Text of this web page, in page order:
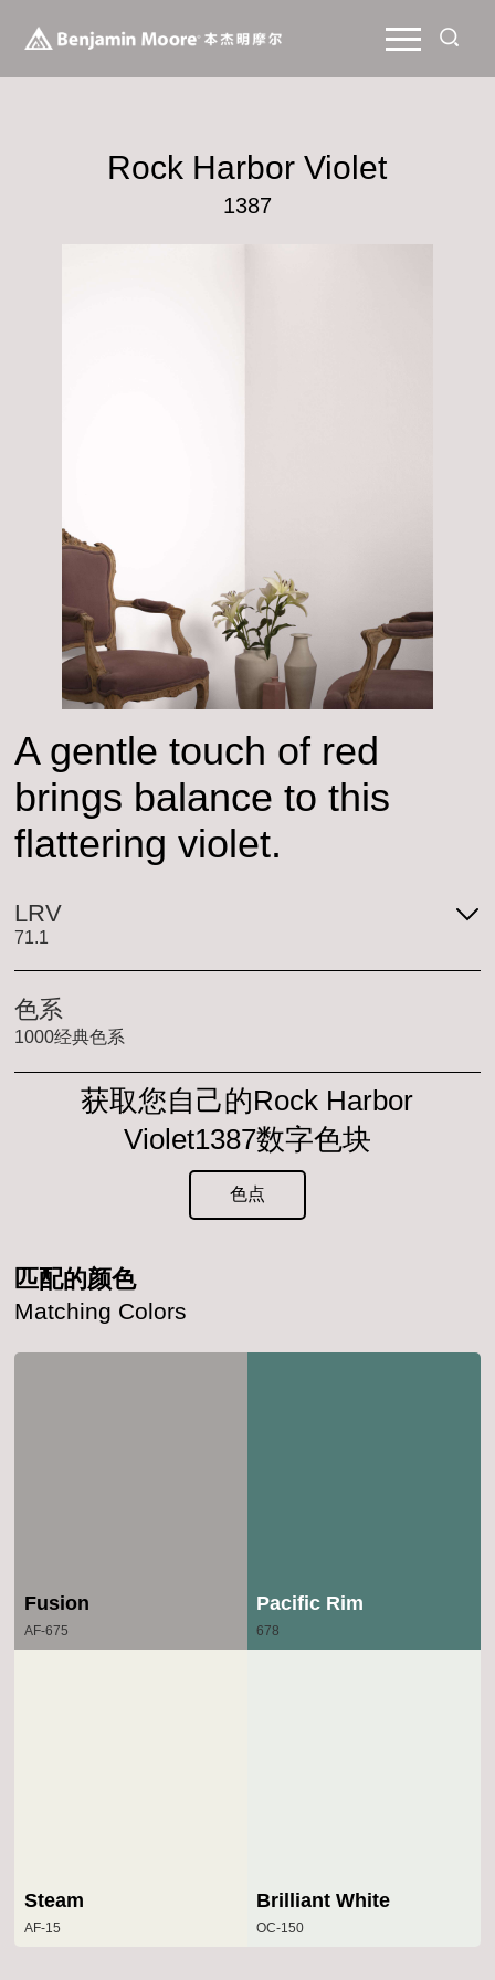
Rock Harbor Violet
1387
A gentle touch of red
brings balance to this
flattering violet.
LRV
71.1
色系
1000经典色系
获取您自己的Rock Harbor
Violet1387数字色块
色点
匹配的颜色
Matching Colors
Fusion
AF-675
Pacific Rim
678
Steam
AF-15
Brilliant White
OC-150